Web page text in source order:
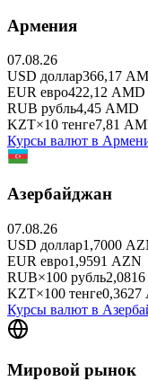
Армения
07.08.26
USD доллар366,17
EUR евро422,12 AMD
RUB рубль4,45 AMD
KZT×10 тенге7,81
Курсы валют в
Азербайджан
07.08.26
USD доллар1,7000
EUR евро1,9591 AZN
RUB×100 рубль2,0816
KZT×100 тенге0,3627
Курсы валют в
Мировой рынок